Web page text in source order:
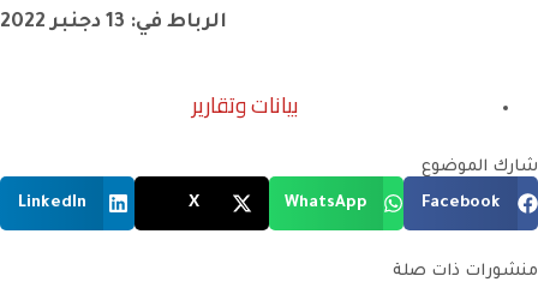
الرباط في: 13 دجنبر 2022
بيانات وتقارير
شارك الموضوع
Facebook
WhatsApp
X
LinkedIn
منشورات ذات صلة